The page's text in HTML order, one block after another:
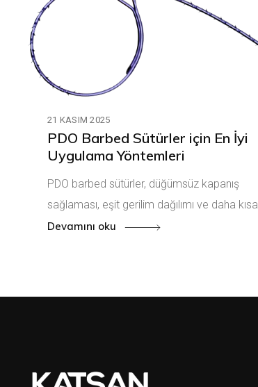
21 KASIM 2025
PDO Barbed Sütürler için En İyi
Uygulama Yöntemleri
PDO barbed sütürler, düğümsüz kapanış
sağlaması, eşit gerilim dağılımı ve daha kısa
Devamını oku